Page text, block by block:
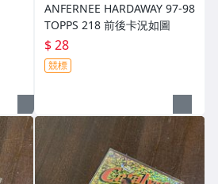
ANFERNEE HARDAWAY 97-98
TOPPS 218 前後卡況如圖
$ 28
競標